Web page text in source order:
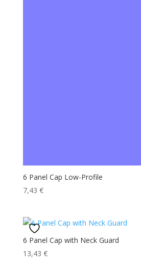
6 Panel Cap Low-Profile
7,43 €
6 Panel Cap with Neck Guard
13,43 €